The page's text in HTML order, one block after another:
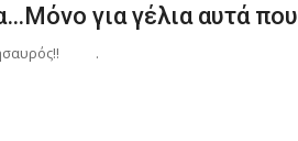
για γέλια αυτά
.